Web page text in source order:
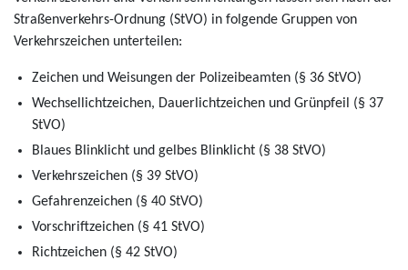
Straßenverkehrs-Ordnung (StVO) in folgende Gruppen von
Verkehrszeichen unterteilen:
Zeichen und Weisungen der Polizeibeamten (§ 36 StVO)
Wechsellichtzeichen, Dauerlichtzeichen und Grünpfeil (§ 37
StVO)
Blaues Blinklicht und gelbes Blinklicht (§ 38 StVO)
Verkehrszeichen (§ 39 StVO)
Gefahrenzeichen (§ 40 StVO)
Vorschriftzeichen (§ 41 StVO)
Richtzeichen (§ 42 StVO)